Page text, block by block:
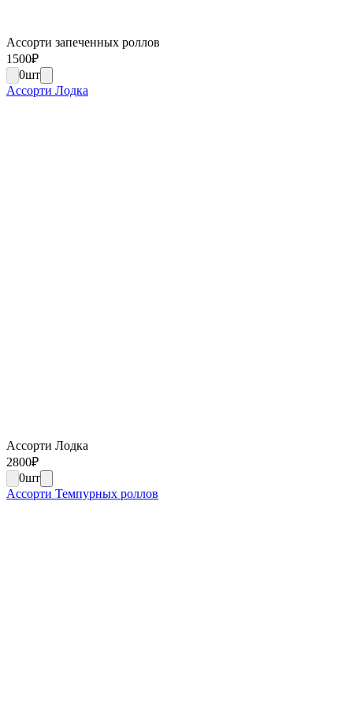
Ассорти запеченных роллов
1500₽
0шт
Ассорти Лодка
Ассорти Лодка
2800₽
0шт
Ассорти Темпурных роллов